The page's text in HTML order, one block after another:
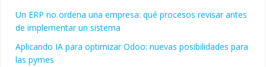
Un ERP no ordena una empresa: qué procesos revisar antes
de implementar un sistema
Aplicando IA para optimizar Odoo: nuevas posibilidades para
las pymes